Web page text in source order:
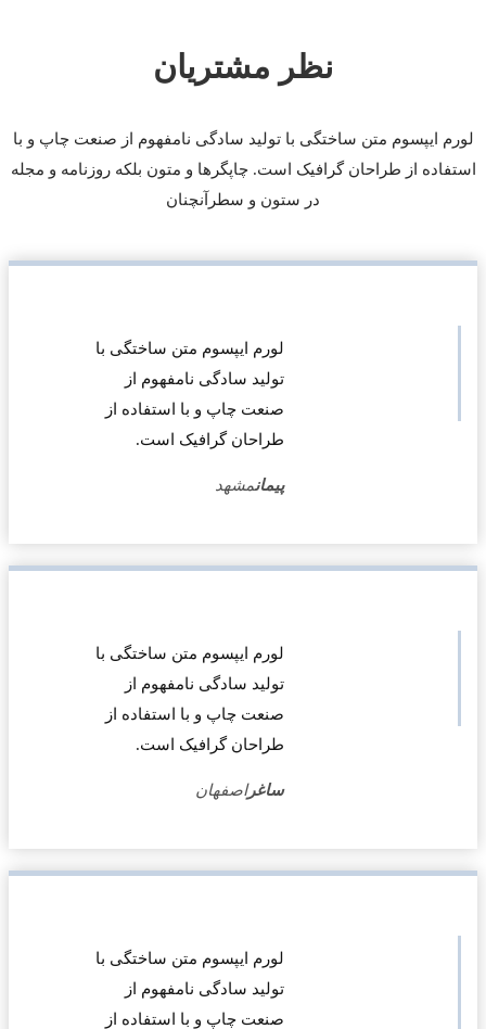
نظر مشتریان
لورم ایپسوم متن ساختگی با تولید سادگی نامفهوم از صنعت چاپ و با
استفاده از طراحان گرافیک است. چاپگرها و متون بلکه روزنامه و مجله
در ستون و سطرآنچنان
لورم ایپسوم متن ساختگی با
تولید سادگی نامفهوم از
صنعت چاپ و با استفاده از
طراحان گرافیک است.
پیمانمشهد
لورم ایپسوم متن ساختگی با
تولید سادگی نامفهوم از
صنعت چاپ و با استفاده از
طراحان گرافیک است.
ساغراصفهان
لورم ایپسوم متن ساختگی با
تولید سادگی نامفهوم از
صنعت چاپ و با استفاده از